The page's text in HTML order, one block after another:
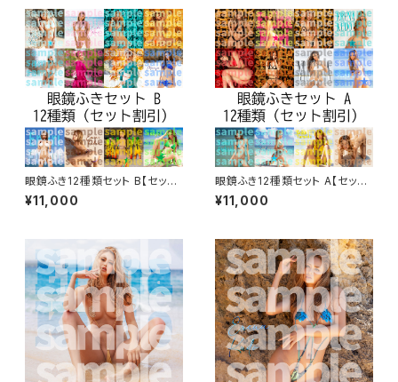
眼鏡ふき12種類セット B【セット
割引】
¥11,000
眼鏡ふき12種類セット A【セット
割引】
¥11,000